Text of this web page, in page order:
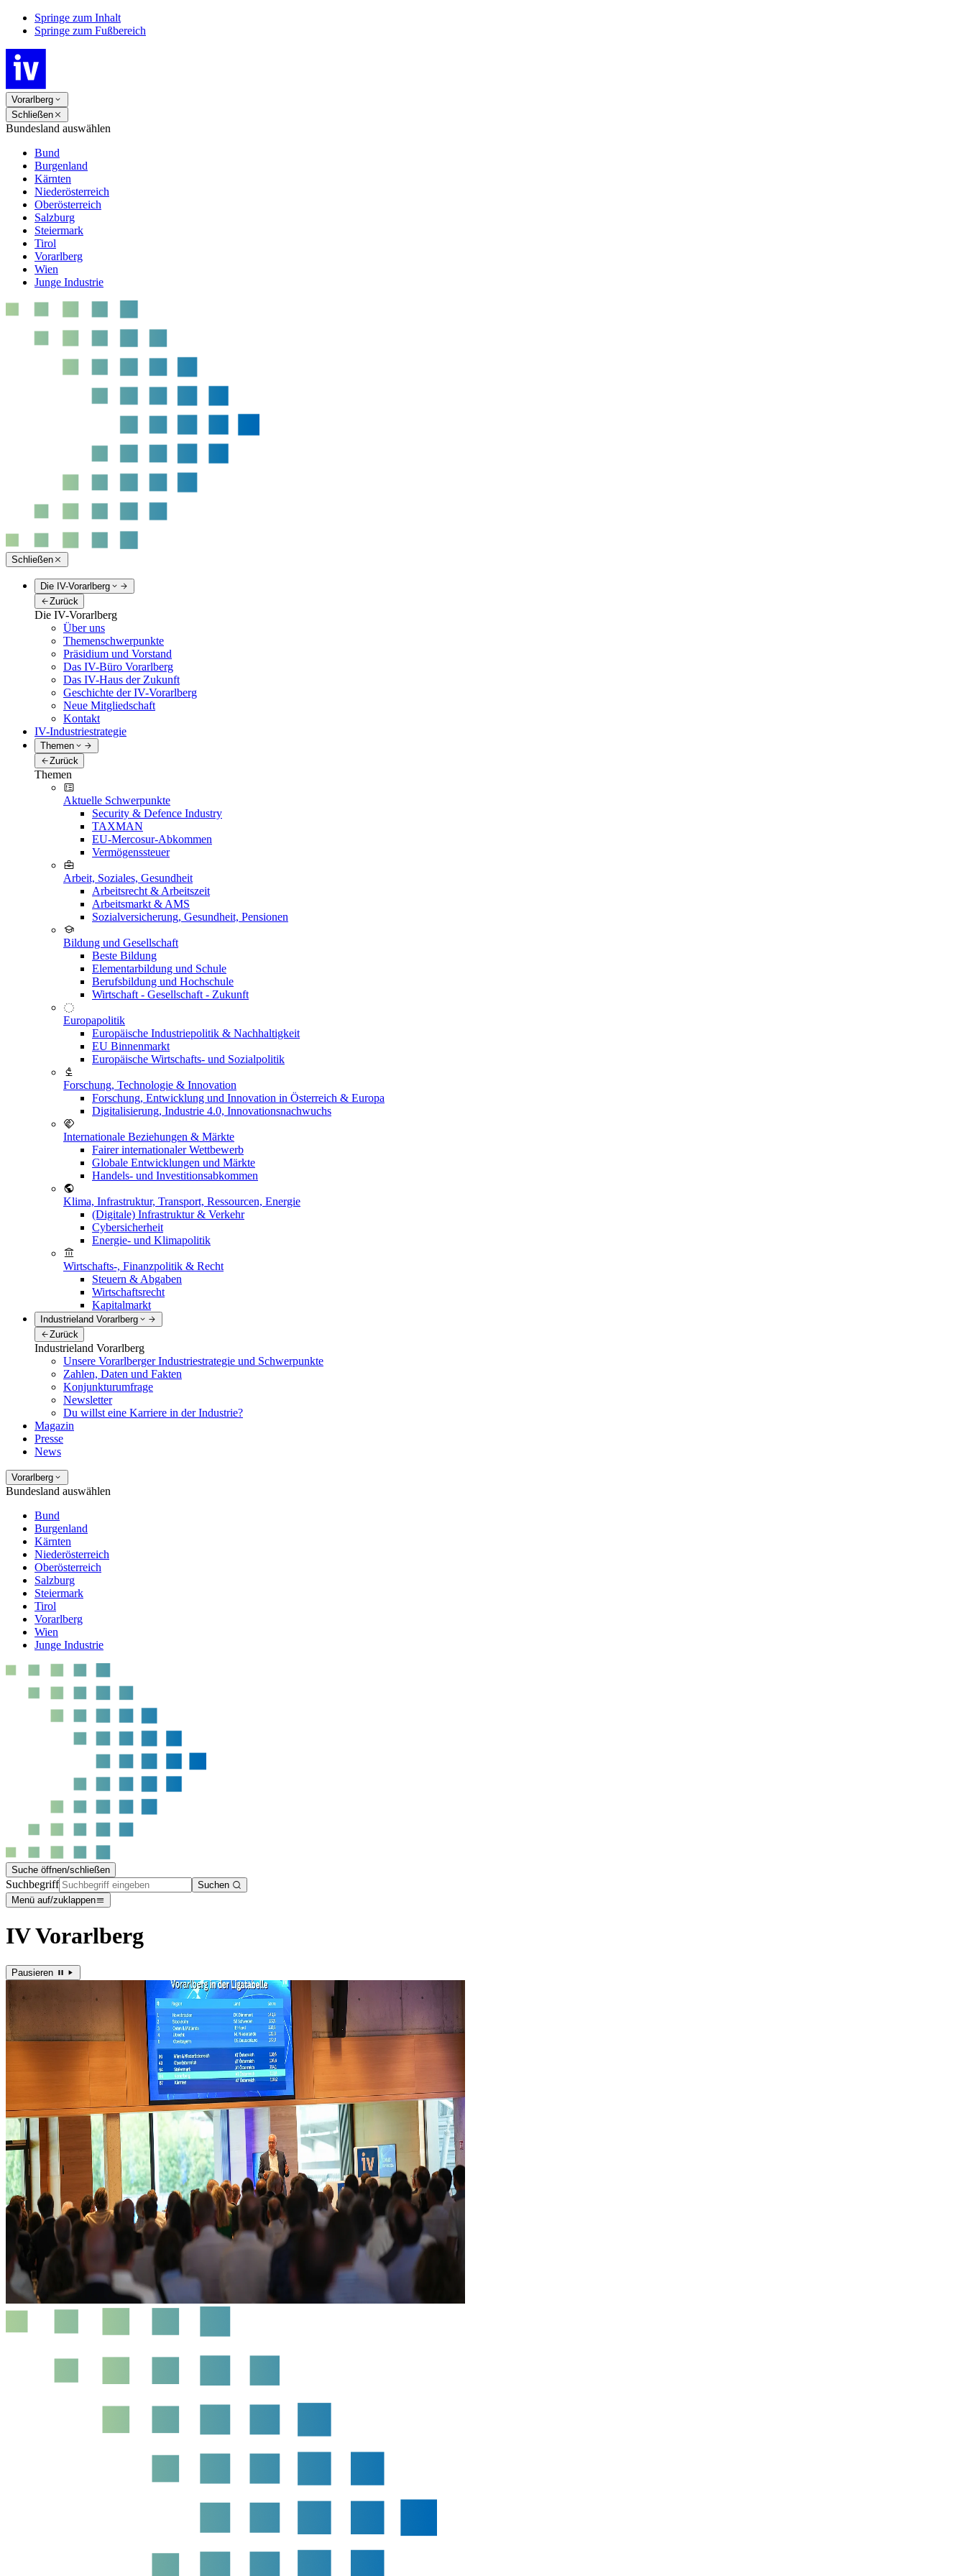
Springe zum Inhalt
Springe zum Fußbereich
Vorarlberg
Schließen
Bundesland auswählen
Bund
Burgenland
Kärnten
Niederösterreich
Oberösterreich
Salzburg
Steiermark
Tirol
Vorarlberg
Wien
Junge Industrie
Schließen
Die IV-Vorarlberg
Zurück
Die IV-Vorarlberg
Über uns
Themenschwerpunkte
Präsidium und Vorstand
Das IV-Büro Vorarlberg
Das IV-Haus der Zukunft
Geschichte der IV-Vorarlberg
Neue Mitgliedschaft
Kontakt
IV-Industriestrategie
Themen
Zurück
Themen
Aktuelle Schwerpunkte
Security & Defence Industry
TAXMAN
EU-Mercosur-Abkommen
Vermögenssteuer
Arbeit, Soziales, Gesundheit
Arbeitsrecht & Arbeitszeit
Arbeitsmarkt & AMS
Sozialversicherung, Gesundheit, Pensionen
Bildung und Gesellschaft
Beste Bildung
Elementarbildung und Schule
Berufsbildung und Hochschule
Wirtschaft - Gesellschaft - Zukunft
Europapolitik
Europäische Industriepolitik & Nachhaltigkeit
EU Binnenmarkt
Europäische Wirtschafts- und Sozialpolitik
Forschung, Technologie & Innovation
Forschung, Entwicklung und Innovation in Österreich & Europa
Digitalisierung, Industrie 4.0, Innovationsnachwuchs
Internationale Beziehungen & Märkte
Fairer internationaler Wettbewerb
Globale Entwicklungen und Märkte
Handels- und Investitionsabkommen
Klima, Infrastruktur, Transport, Ressourcen, Energie
(Digitale) Infrastruktur & Verkehr
Cybersicherheit
Energie- und Klimapolitik
Wirtschafts-, Finanzpolitik & Recht
Steuern & Abgaben
Wirtschaftsrecht
Kapitalmarkt
Industrieland Vorarlberg
Zurück
Industrieland Vorarlberg
Unsere Vorarlberger Industriestrategie und Schwerpunkte
Zahlen, Daten und Fakten
Konjunkturumfrage
Newsletter
Du willst eine Karriere in der Industrie?
Magazin
Presse
News
Vorarlberg
Bundesland auswählen
Bund
Burgenland
Kärnten
Niederösterreich
Oberösterreich
Salzburg
Steiermark
Tirol
Vorarlberg
Wien
Junge Industrie
Suche öffnen/schließen
Suchbegriff
Suchen
Menü auf/zuklappen
IV Vorarlberg
Pausieren